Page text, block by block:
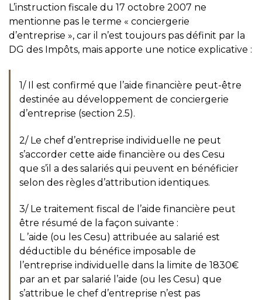
L’instruction fiscale du 17 octobre 2007 ne
mentionne pas le terme « conciergerie
d’entreprise », car il n’est toujours pas définit par la
DG des Impôts, mais apporte une notice explicative :
1/ Il est confirmé que l’aide financière peut-être
destinée au développement de conciergerie
d’entreprise (section 2.5).
2/ Le chef d’entreprise individuelle ne peut
s’accorder cette aide financière ou des Cesu
que s’il a des salariés qui peuvent en bénéficier
selon des règles d’attribution identiques.
3/ Le traitement fiscal de l’aide financière peut
être résumé de la façon suivante :
L ’aide (ou les Cesu) attribuée au salarié est
déductible du bénéfice imposable de
l’entreprise individuelle dans la limite de 1830€
par an et par salarié l’aide (ou les Cesu) que
s’attribue le chef d’entreprise n’est pas